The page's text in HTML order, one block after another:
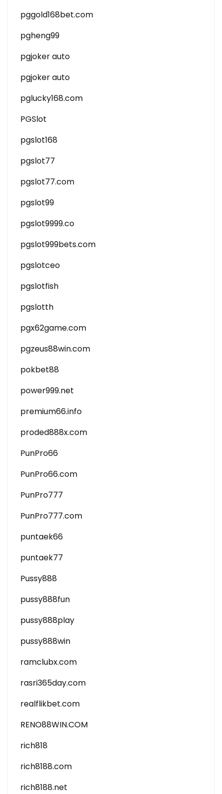
pggold168bet.com
pgheng99
pgjoker auto
pgjoker auto
pglucky168.com
PGSlot
pgslot168
pgslot77
pgslot77.com
pgslot99
pgslot9999.co
pgslot999bets.com
pgslotceo
pgslotfish
pgslotth
pgx62game.com
pgzeus88win.com
pokbet88
power999.net
premium66.info
proded888x.com
PunPro66
PunPro66.com
PunPro777
PunPro777.com
puntaek66
puntaek77
Pussy888
pussy888fun
pussy888play
pussy888win
ramclubx.com
rasri365day.com
realflikbet.com
RENO88WIN.COM
rich818
rich8188.com
rich8188.net